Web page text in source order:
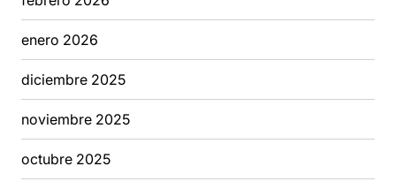
enero 2026
diciembre 2025
noviembre 2025
octubre 2025